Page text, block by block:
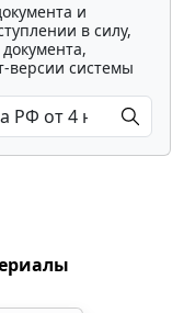
и
в силу,
версии системы